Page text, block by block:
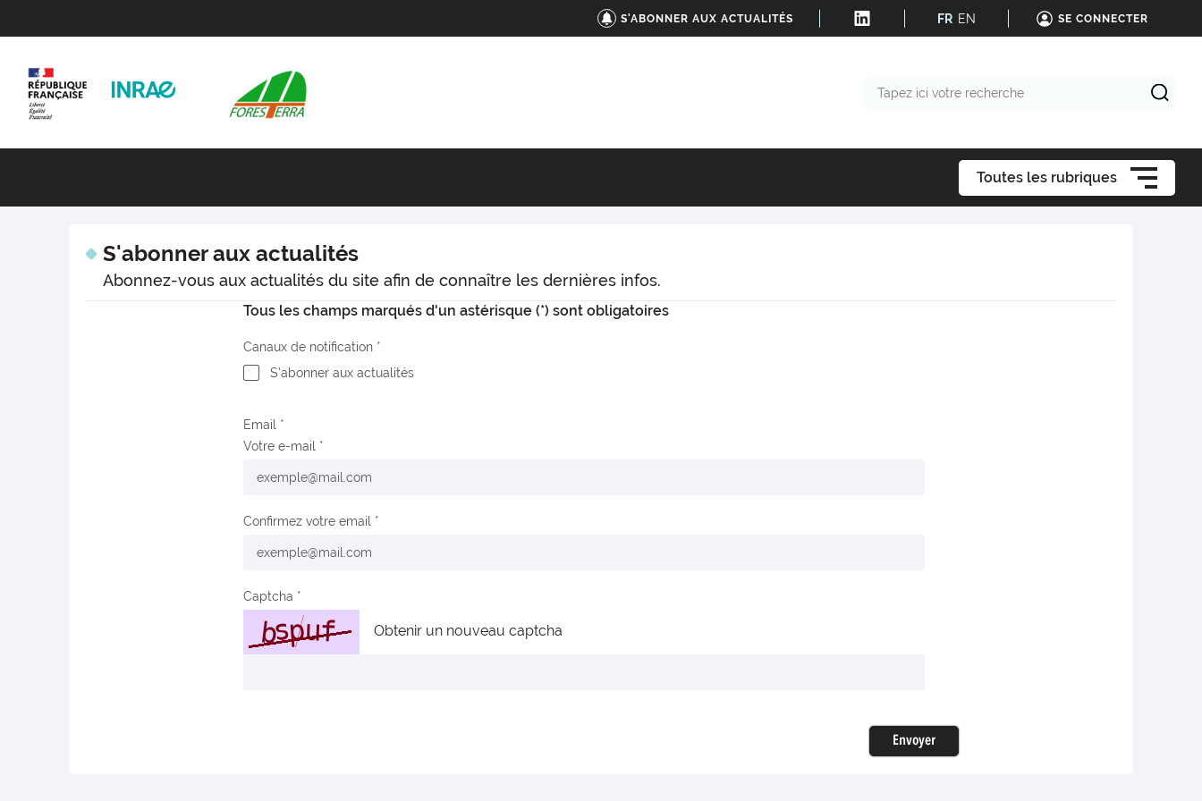
S'ABONNER AUX ACTUALITÉS FR EN SE CONNECTER
Toutes les rubriques
S'abonner aux actualités
Abonnez-vous aux actualités du site afin de connaître les dernières infos.
Tous les champs marqués d'un astérisque (*) sont obligatoires
Canaux de notification
S'abonner aux actualités
Email
Votre e-mail
Confirmez votre email
Captcha
Obtenir un nouveau captcha
Envoyer